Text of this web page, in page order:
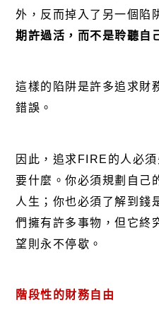
外，反而掉入了另一個陷
期許過活，而不是聆聽自
這樣的陷阱是許多追求財
錯誤。
因此，追求FIRE的人必
要什麼。你必須規劃自己
人生；你也必須了解到錢
們擁有許多事物，但它終
望則永不停歇。
階段性的財務自由